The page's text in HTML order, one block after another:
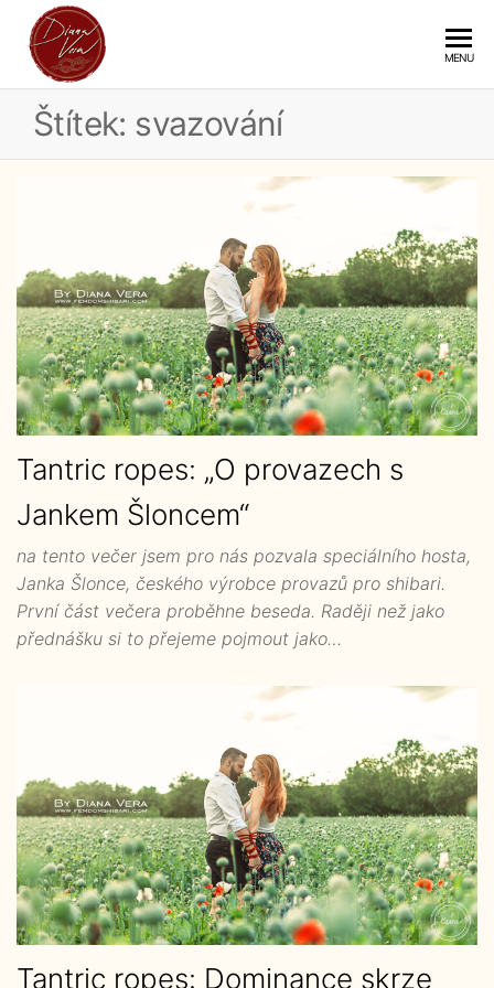
VERA
MENU
Štítek: svazování
Tantric ropes: „O provazech s
Jankem Šloncem“
na tento večer jsem pro nás pozvala speciálního hosta,
Janka Šlonce, českého výrobce provazů pro shibari.
První část večera proběhne beseda. Raději než jako
přednášku si to přejeme pojmout jako…
Tantric ropes: Dominance skrze